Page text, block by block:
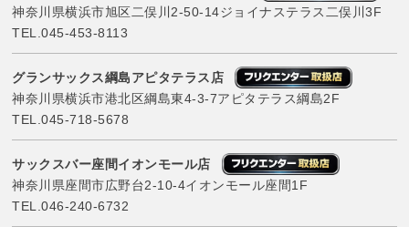
神奈川県横浜市旭区二俣川2-50-14ジョイナステラス二俣川3F
TEL.045-453-8113
グランサックス綱島アピタテラス店
神奈川県横浜市港北区綱島東4-3-7アピタテラス綱島2F
TEL.045-718-5678
サックスバー座間イオンモール店
神奈川県座間市広野台2-10-4イオンモール座間1F
TEL.046-240-6732